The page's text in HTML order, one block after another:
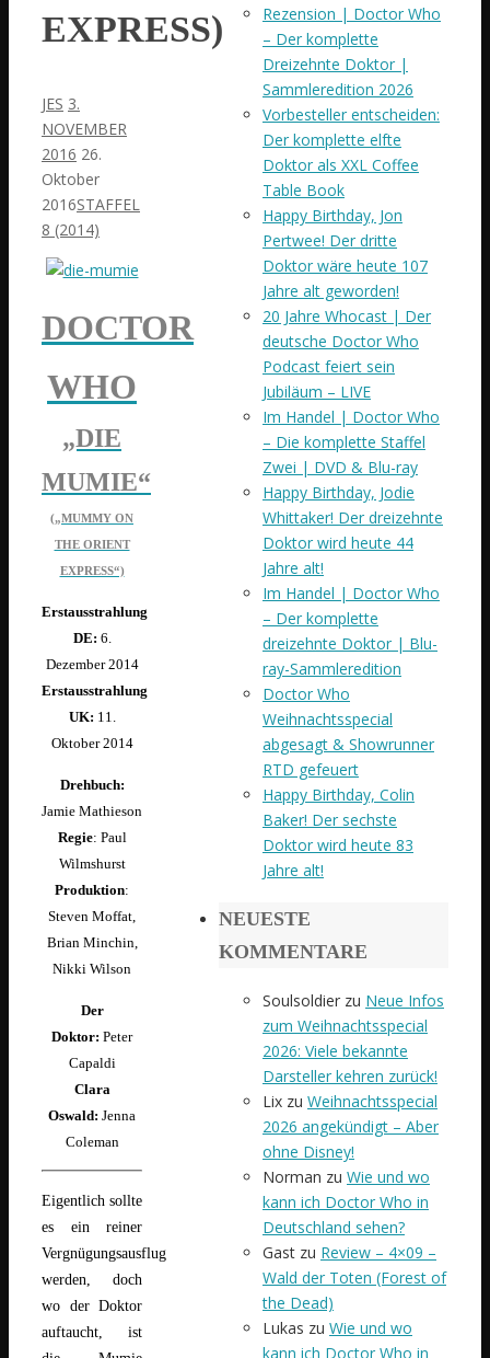
EXPRESS)
JES 3.
NOVEMBER
2016 26.
Oktober
2016STAFFEL
8 (2014)
DOCTOR
WHO
„DIE
MUMIE“
(„MUMMY ON
THE ORIENT
EXPRESS“)
Erstausstrahlung
DE: 6.
Dezember 2014
Erstausstrahlung
UK: 11.
Oktober 2014
Drehbuch:
Jamie Mathieson
Regie: Paul
Wilmshurst
Produktion:
Steven Moffat,
Brian Minchin,
Nikki Wilson
Der
Doktor: Peter
Capaldi
Clara
Oswald: Jenna
Coleman
Eigentlich sollte
es ein reiner
Vergnügungsausflug
werden, doch
wo der Doktor
auftaucht, ist
Rezension | Doctor Who
– Der komplette
Dreizehnte Doktor |
Sammleredition 2026
Vorbesteller entscheiden:
Der komplette elfte
Doktor als XXL Coffee
Table Book
Happy Birthday, Jon
Pertwee! Der dritte
Doktor wäre heute 107
Jahre alt geworden!
20 Jahre Whocast | Der
deutsche Doctor Who
Podcast feiert sein
Jubiläum – LIVE
Im Handel | Doctor Who
– Die komplette Staffel
Zwei | DVD & Blu-ray
Happy Birthday, Jodie
Whittaker! Der dreizehnte
Doktor wird heute 44
Jahre alt!
Im Handel | Doctor Who
– Der komplette
dreizehnte Doktor | Blu-
ray-Sammleredition
Doctor Who
Weihnachtsspecial
abgesagt & Showrunner
RTD gefeuert
Happy Birthday, Colin
Baker! Der sechste
Doktor wird heute 83
Jahre alt!
NEUESTE
KOMMENTARE
Soulsoldier zu Neue Infos
zum Weihnachtsspecial
2026: Viele bekannte
Darsteller kehren zurück!
Lix zu Weihnachtsspecial
2026 angekündigt – Aber
ohne Disney!
Norman zu Wie und wo
kann ich Doctor Who in
Deutschland sehen?
Gast zu Review – 4×09 –
Wald der Toten (Forest of
the Dead)
Lukas zu Wie und wo
kann ich Doctor Who in